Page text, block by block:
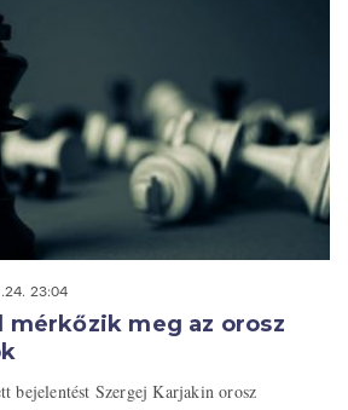
23:04
mérkőzik meg az orosz
bejelentést Szergej Karjakin orosz